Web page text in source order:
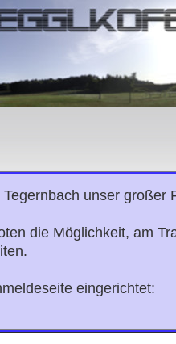
unser großer
die Möglichkeit, am
eingerichtet: